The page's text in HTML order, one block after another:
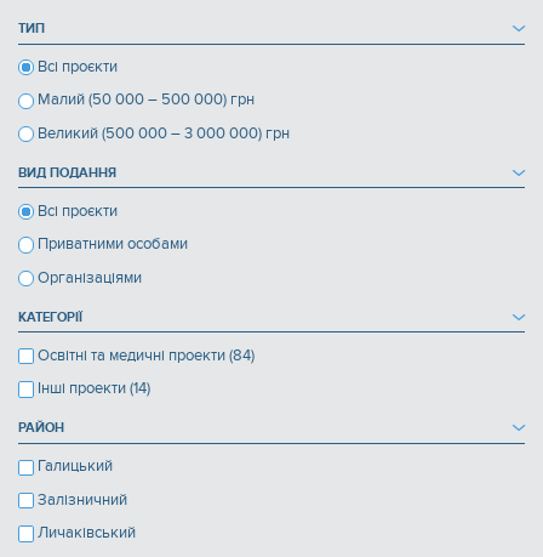
ТИП
Всі проєкти
Малий (50 000 – 500 000) грн
Великий (500 000 – 3 000 000) грн
ВИД ПОДАННЯ
Всі проєкти
Приватними особами
Організаціями
КАТЕГОРІЇ
Освітні та медичні проекти (84)
Інші проекти (14)
РАЙОН
Галицький
Залізничний
Личаківський